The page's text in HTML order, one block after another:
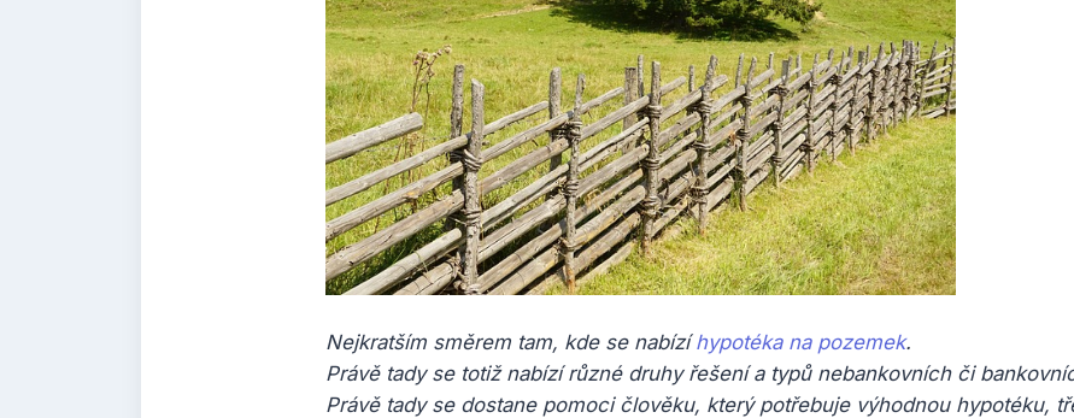
Nejkratším směrem tam, kde se nabízíhypotéka na pozemek.
Právě tady se totiž nabízí různé druhy řešení a typů nebankovních či
Právě tady se dostane pomoci člověku, který potřebuje výhodnou hypotéku,